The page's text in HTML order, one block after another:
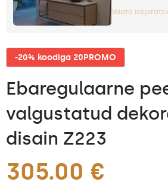
Vaata
-20% koodiga 20PROMO
Ebaregulaarne
valgustatud
disain Z223
305.00 €